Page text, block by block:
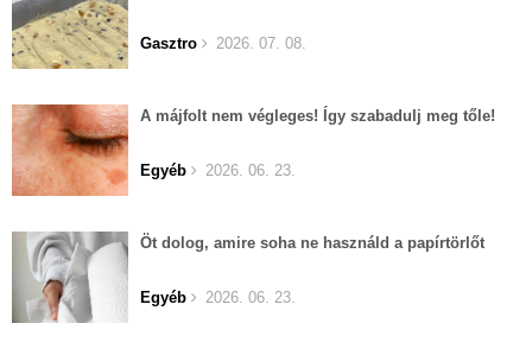
Gasztro 2026. 07. 08.
A májfolt nem végleges! Így szabadulj meg tőle!
Egyéb 2026. 06. 23.
Öt dolog, amire soha ne használd a papírtörlőt
Egyéb 2026. 06. 23.